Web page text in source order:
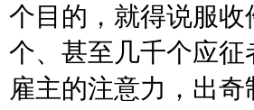
个目的，就得说服
个、甚至几千个应
雇主的注意力，出